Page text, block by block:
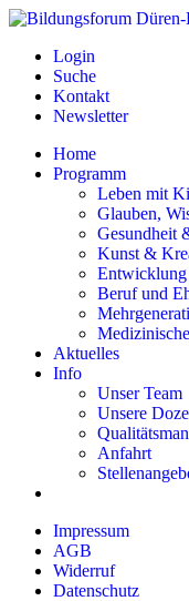
Login
Suche
Kontakt
Newsletter
Home
Programm
Leben mit
Glauben,
Gesundheit
Kunst &
Beruf und
Aktuelles
Info
Unser Team
Unsere
Anfahrt
Impressum
AGB
Widerruf
Datenschutz